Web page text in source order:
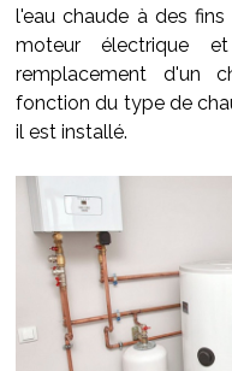
l'eau chaude à des
moteur électrique
remplacement d'un
fonction du type de
il est installé.